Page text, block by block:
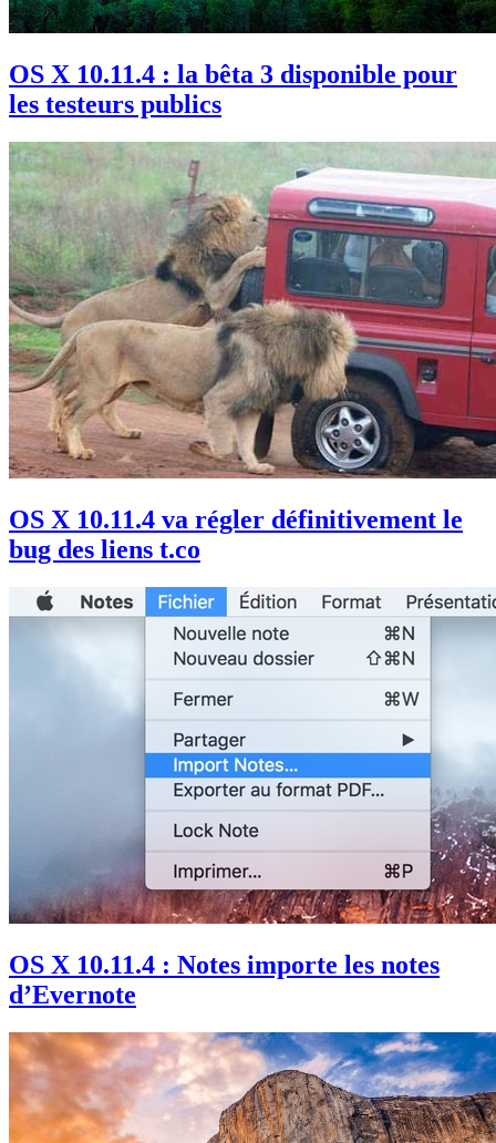
OS X 10.11.4 : la bêta 3 disponible pour
les testeurs publics
OS X 10.11.4 va régler définitivement le
bug des liens t.co
OS X 10.11.4 : Notes importe les notes
d’Evernote